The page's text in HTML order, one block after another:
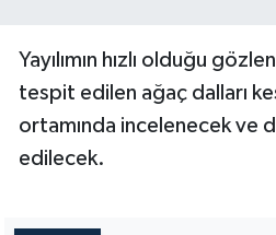
Yayılımın hızlı olduğu
tespit edilen ağaç dalları
ortamında incelenecek ve
edilecek.